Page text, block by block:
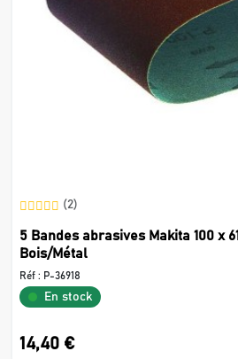
(2)
5 Bandes abrasives Makita 100 x
Bois/Métal
Réf : P-36918
En stock
14,40 €